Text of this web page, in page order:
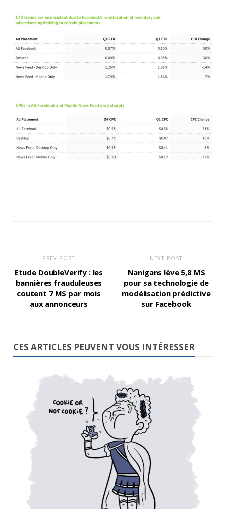
PREV POST
Etude DoubleVerify : les
bannières frauduleuses
coutent 7 M$ par mois
aux annonceurs
NEXT POST
Nanigans lève 5,8 M$
pour sa technologie de
modélisation prédictive
sur Facebook
CES ARTICLES PEUVENT VOUS INTÉRESSER